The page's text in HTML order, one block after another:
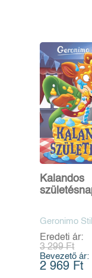
Kalandos
Geronimo
Eredeti ár:
3 299 Ft
Bevezető ár:
2 969 Ft